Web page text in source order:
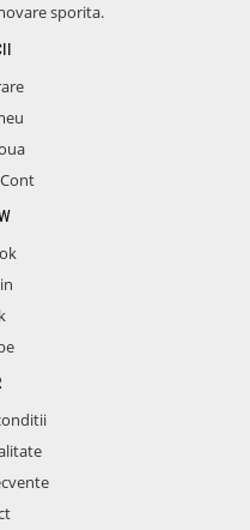
sporita.